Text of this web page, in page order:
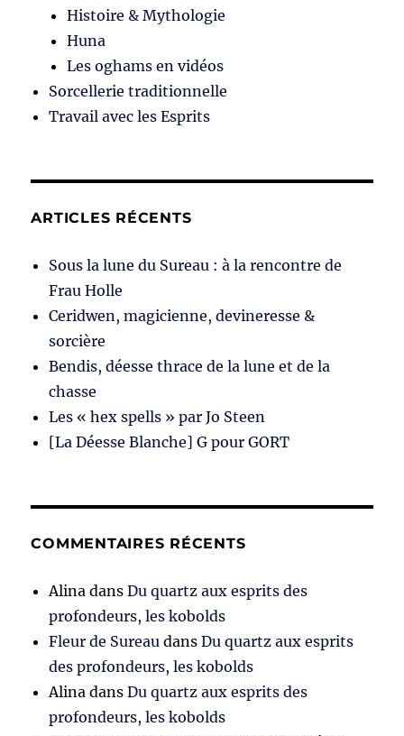
Histoire & Mythologie
Huna
Les oghams en vidéos
Sorcellerie traditionnelle
Travail avec les Esprits
ARTICLES RÉCENTS
Sous la lune du Sureau : à la rencontre de
Frau Holle
Ceridwen, magicienne, devineresse &
sorcière
Bendis, déesse thrace de la lune et de la
chasse
Les « hex spells » par Jo Steen
[La Déesse Blanche] G pour GORT
COMMENTAIRES RÉCENTS
Alina dansDu quartz aux esprits des
profondeurs, les kobolds
Fleur de Sureau dansDu quartz aux esprits
des profondeurs, les kobolds
Alina dansDu quartz aux esprits des
profondeurs, les kobolds